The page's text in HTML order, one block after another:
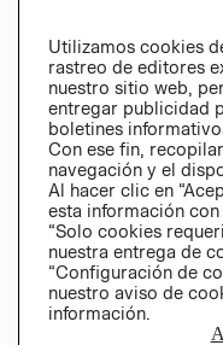
Perú (S/)
CAMBIAR REGIÓN
Utilizamos cookies
rastreo de editores
nuestro sitio web,
entregar publicidad
boletines
Con ese fin,
navegación y el
Al hacer clic en
esta información
“Solo cookies
nuestra entrega de
“Configuración de
nuestro aviso de
información.